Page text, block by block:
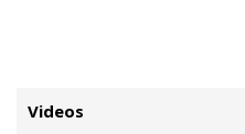
Videos